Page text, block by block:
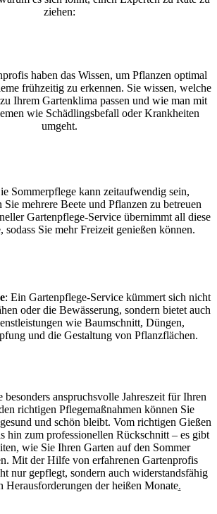
ziehen:
haben das Wissen, um Pflanzen optimal
frühzeitig zu erkennen. Sie wissen, welche
Ihrem Gartenklima passen und wie man mit
wie Schädlingsbefall oder Krankheiten
umgeht.
Sommerpflege kann zeitaufwendig sein,
Sie mehrere Beete und Pflanzen zu betreuen
Gartenpflege-Service übernimmt all diese
sodass Sie mehr Freizeit genießen können.
: Ein Gartenpflege-Service kümmert sich nicht
oder die Bewässerung, sondern bietet auch
wie Baumschnitt, Düngen,
und die Gestaltung von Pflanzflächen.
besonders anspruchsvolle Jahreszeit für Ihren
richtigen Pflegemaßnahmen können Sie
und schön bleibt. Vom richtigen Gießen
hin zum professionellen Rückschnitt – es gibt
wie Sie Ihren Garten auf den Sommer
Mit der Hilfe von erfahrenen Gartenprofis
nur gepflegt, sondern auch widerstandsfähig
Herausforderungen der heißen Monate.